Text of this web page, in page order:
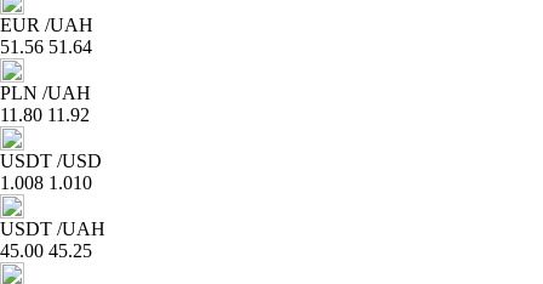
EUR /UAH
51.56 51.64
PLN /UAH
11.80 11.92
USDT /USD
1.008 1.010
USDT /UAH
45.00 45.25